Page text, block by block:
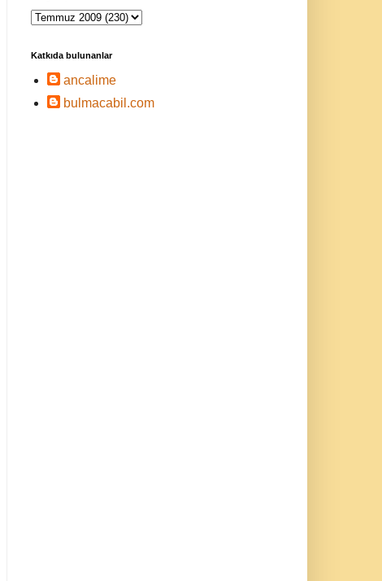
Katkıda bulunanlar
ancalime
bulmacabil.com